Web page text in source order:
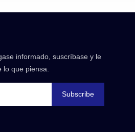
informado, suscríbase y le
lo que piensa.
Subscribe